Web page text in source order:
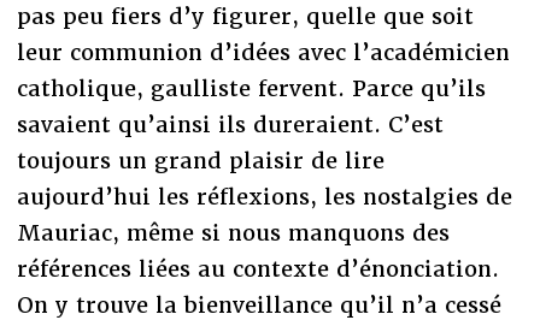
pas peu fiers d’y figurer, quelle que soit
leur communion d’idées avec l’académicien
catholique, gaulliste fervent. Parce qu’ils
savaient qu’ainsi ils dureraient. C’est
toujours un grand plaisir de lire
aujourd’hui les réflexions, les nostalgies de
Mauriac, même si nous manquons des
références liées au contexte d’énonciation.
On y trouve la bienveillance qu’il n’a cessé